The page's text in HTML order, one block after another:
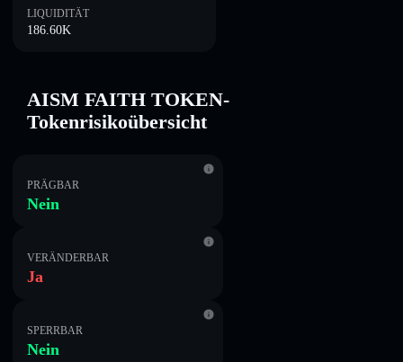
LIQUIDITÄT
186.60K
AISM FAITH TOKEN-
Tokenrisikoübersicht
PRÄGBAR
Nein
VERÄNDERBAR
Ja
SPERRBAR
Nein